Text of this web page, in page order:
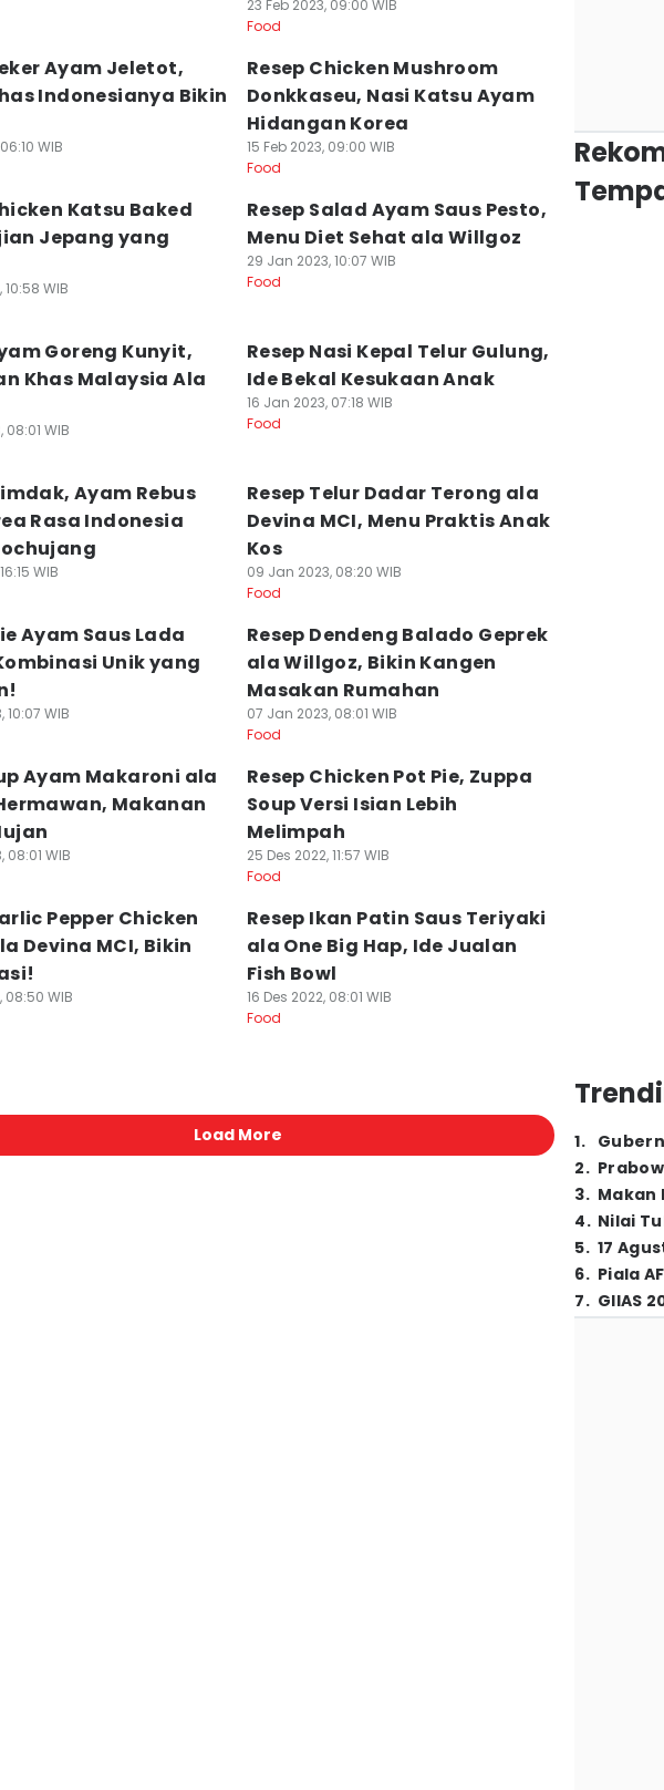
23 Feb 2023, 09:00 WIB
Food
Ayam Jeletot,
Indonesianya Bikin
WIB
Resep Chicken Mushroom
Donkkaseu, Nasi Katsu Ayam
Hidangan Korea
15 Feb 2023, 09:00 WIB
Food
Katsu Baked
Jepang yang
10:58 WIB
Resep Salad Ayam Saus Pesto,
Menu Diet Sehat ala Willgoz
29 Jan 2023, 10:07 WIB
Food
Goreng Kunyit,
Khas Malaysia Ala
08:01 WIB
Resep Nasi Kepal Telur Gulung,
Ide Bekal Kesukaan Anak
16 Jan 2023, 07:18 WIB
Food
Ayam Rebus
Rasa Indonesia
WIB
Resep Telur Dadar Terong ala
Devina MCI, Menu Praktis Anak
Kos
09 Jan 2023, 08:20 WIB
Food
Ayam Saus Lada
Unik yang
10:07 WIB
Resep Dendeng Balado Geprek
ala Willgoz, Bikin Kangen
Masakan Rumahan
07 Jan 2023, 08:01 WIB
Food
Ayam Makaroni ala
Makanan
08:01 WIB
Resep Chicken Pot Pie, Zuppa
Soup Versi Isian Lebih
Melimpah
25 Des 2022, 11:57 WIB
Food
Pepper Chicken
Devina MCI, Bikin
08:50 WIB
Resep Ikan Patin Saus Teriyaki
ala One Big Hap, Ide Jualan
Fish Bowl
16 Des 2022, 08:01 WIB
Food
Load More 1.
2.
3. Makan
4. Nilai
5. 17
6. Piala
7. GIIAS